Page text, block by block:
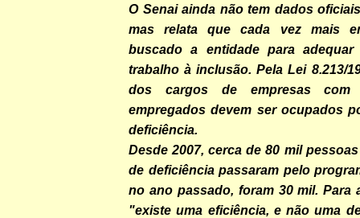
O Senai ainda não tem dados
mas relata que cada vez mais
buscado a entidade para
trabalho à inclusão. Pela Lei 8.213/
dos cargos de empresas
empregados devem ser ocupados
deficiência.
Desde 2007, cerca de 80 mil
de deficiência passaram pelo
no ano passado, foram 30 mil. Para
"existe uma eficiência, e não uma